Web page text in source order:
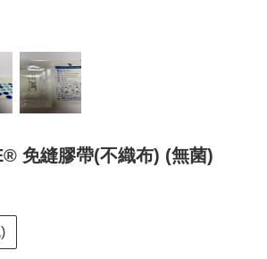
免縫膠帶(不織布) (無菌)